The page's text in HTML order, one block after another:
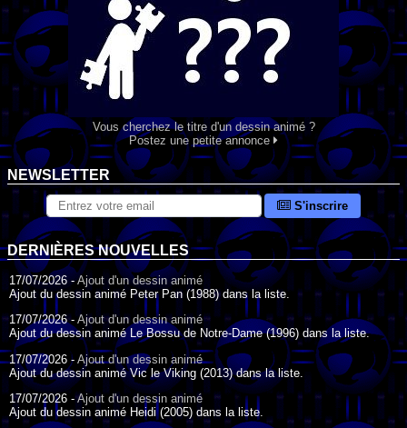
Vous cherchez le titre d'un dessin animé ?
Postez une petite annonce
NEWSLETTER
S'inscrire
DERNIÈRES NOUVELLES
17/07/2026 -Ajout d'un dessin animé
Ajout du dessin animé Peter Pan (1988) dans la liste.
17/07/2026 -Ajout d'un dessin animé
Ajout du dessin animé Le Bossu de Notre-Dame (1996) dans la liste.
17/07/2026 - Ajout d'un dessin animé
Ajout du dessin animé Vic le Viking (2013) dans la liste.
17/07/2026 -Ajout d'un dessin animé
Ajout du dessin animé Heidi (2005) dans la liste.